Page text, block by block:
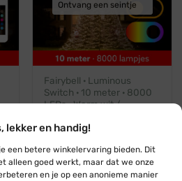
lekker en handig!
een betere winkelervaring bieden. Dit
alleen goed werkt, maar dat we onze
en je op een anonieme manier
Ontvang een seintje
Fairybell · Luminous
Switch · 10 meter · 8000
LEDs · Warm wit /
€1.979,95
was:
€ 1.979,95.
is:
€